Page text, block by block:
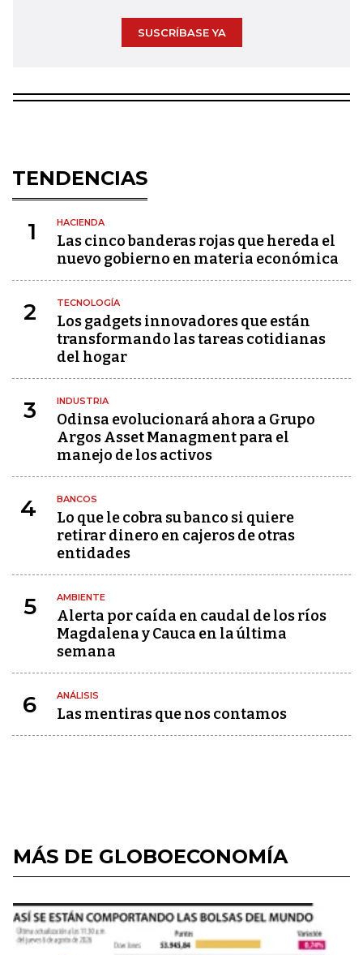
SUSCRÍBASE YA
TENDENCIAS
1 HACIENDA
Las cinco banderas rojas que hereda el
nuevo gobierno en materia económica
2 TECNOLOGÍA
Los gadgets innovadores que están
transformando las tareas cotidianas
del hogar
3 INDUSTRIA
Odinsa evolucionará ahora a Grupo
Argos Asset Managment para el
manejo de los activos
4 BANCOS
Lo que le cobra su banco si quiere
retirar dinero en cajeros de otras
entidades
5 AMBIENTE
Alerta por caída en caudal de los ríos
Magdalena y Cauca en la última
semana
6 ANÁLISIS
Las mentiras que nos contamos
MÁS DE GLOBOECONOMÍA